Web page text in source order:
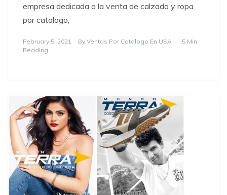
empresa dedicada a la venta de calzado y ropa
por catalogo,
February 5, 2021 By Ventas Por Catalogo En USA
5 Min
Reading